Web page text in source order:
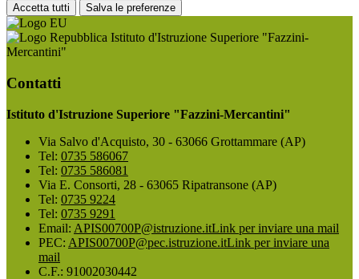
Accetta tutti Salva le preferenze
Istituto d'Istruzione Superiore "Fazzini-
Mercantini"
Contatti
Istituto d'Istruzione Superiore "Fazzini-Mercantini"
Via Salvo d'Acquisto, 30 - 63066 Grottammare (AP)
Tel: 0735 586067
Tel: 0735 586081
Via E. Consorti, 28 - 63065 Ripatransone (AP)
Tel: 0735 9224
Tel: 0735 9291
Email: APIS00700P@istruzione.itLink per inviare una mail
PEC: APIS00700P@pec.istruzione.itLink per inviare una
mail
C.F.: 91002030442